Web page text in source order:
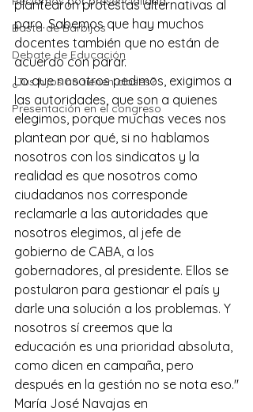
Basta de Barbijos
Debate de Educación
¿Tus hijos no tienen clases?
Presentación en el congreso
plantearon protestas alternativas al
paro. Sabemos que hay muchos
docentes también que no están de
acuerdo con parar.
Lo que nosotros pedimos, exigimos a
las autoridades, que son a quienes
elegimos, porque muchas veces nos
plantean por qué, si no hablamos
nosotros con los sindicatos y la
realidad es que nosotros como
ciudadanos nos corresponde
reclamarle a las autoridades que
nosotros elegimos, al jefe de
gobierno de CABA, a los
gobernadores, al presidente. Ellos se
postularon para gestionar el país y
darle una solución a los problemas. Y
nosotros sí creemos que la
educación es una prioridad absoluta,
como dicen en campaña, pero
después en la gestión no se nota eso."
María José Navajas en